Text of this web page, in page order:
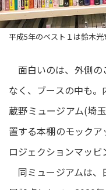
平成5年のベスト１は鈴木光
面白いのは、外側の
なく、ブースの中も
蔵野ミュージアム(埼
置する本棚のモック
ロジェクションマッピ
同ミュージアムは、